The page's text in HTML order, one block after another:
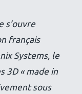
s’ouvre
français
Systems, le
3D « made in
sous